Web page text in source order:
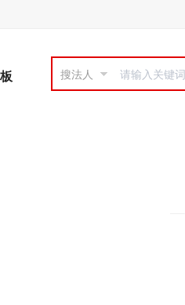
搜法人